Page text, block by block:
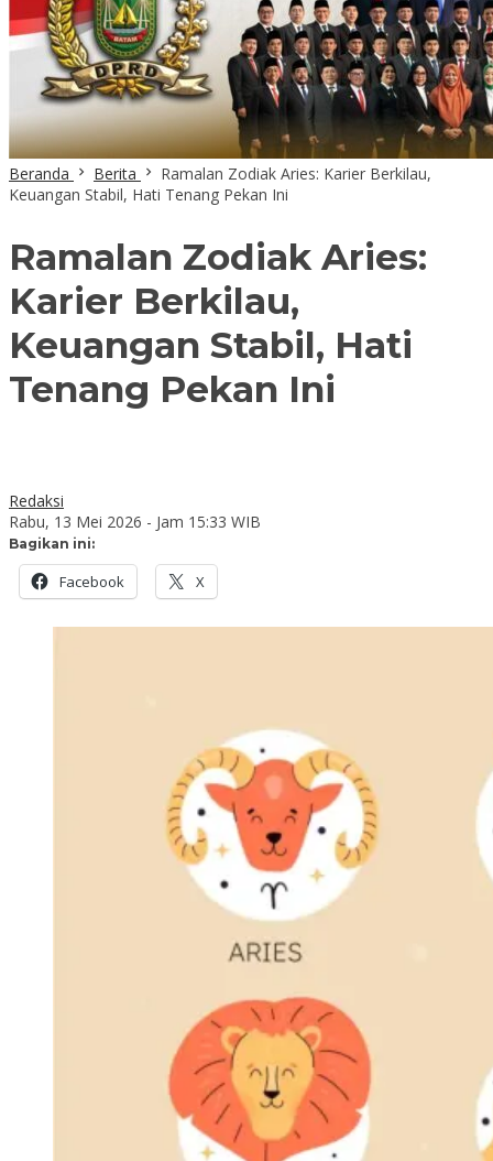
Beranda Berita
Ramalan Zodiak Aries: Karier Berkilau,
Keuangan Stabil, Hati Tenang Pekan Ini
Ramalan Zodiak Aries:
Karier Berkilau,
Keuangan Stabil, Hati
Tenang Pekan Ini
Redaksi
Rabu, 13 Mei 2026 - Jam 15:33 WIB
Bagikan ini:
Facebook X